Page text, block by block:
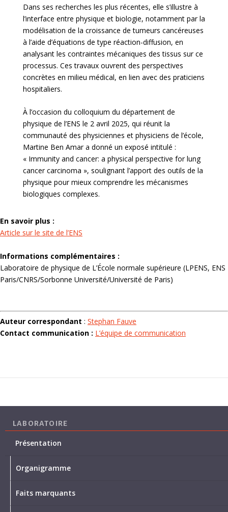
Dans ses recherches les plus récentes, elle s’illustre à
l’interface entre physique et biologie, notamment par la
modélisation de la croissance de tumeurs cancéreuses
à l’aide d’équations de type réaction-diffusion, en
analysant les contraintes mécaniques des tissus sur ce
processus. Ces travaux ouvrent des perspectives
concrètes en milieu médical, en lien avec des praticiens
hospitaliers.
À l’occasion du colloquium du département de
physique de l’ENS le 2 avril 2025, qui réunit la
communauté des physiciennes et physiciens de l’école,
Martine Ben Amar a donné un exposé intitulé :
« Immunity and cancer: a physical perspective for lung
cancer carcinoma », soulignant l’apport des outils de la
physique pour mieux comprendre les mécanismes
biologiques complexes.
En savoir plus :
Article sur le site de l’ENS
Informations complémentaires :
Laboratoire de physique de L’École normale supérieure (LPENS, ENS
Paris/CNRS/Sorbonne Université/Université de Paris)
Auteur correspondant : Stephan Fauve
Contact communication : L’équipe de communication
LABORATOIRE
Présentation
Organigramme
Faits marquants